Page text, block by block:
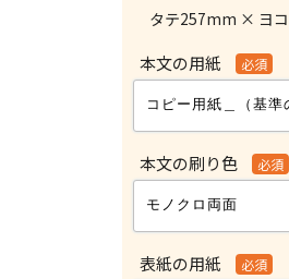
タテ257mm × ヨ
本文の用紙 必須
本文の刷り色 必須
表紙の用紙 必須